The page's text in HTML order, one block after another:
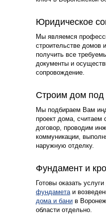
Юридическое
Мы являемся
строительстве домов
получить все
документы и
сопровождение.
Строим дом
Мы подбираем Вам
проект дома, считаем
договор, проводим
коммуникации,
наружную отделку.
Фундамент и
Готовы оказать услуги
фундаметаи
дома и бани в
области отдельно.